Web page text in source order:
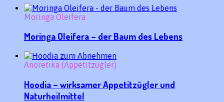
Moringa Oleifera
Moringa Oleifera – der Baum des Lebens
Anoretika (Appetitzügler)
Hoodia – wirksamer Appetitzügler und
Naturheilmittel